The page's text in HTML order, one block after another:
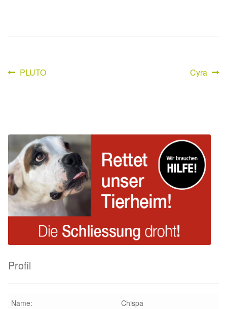
Wichtige Gedanken vor der Adoption
Leishmaniose
Qualzucht bei Hunden
Sonderfarben bei Hunden
Zwingerhusten
Beitragsnavigation
Vorheriger
PLUTO
Nächster
Cyra
Profil
Name:
Chispa